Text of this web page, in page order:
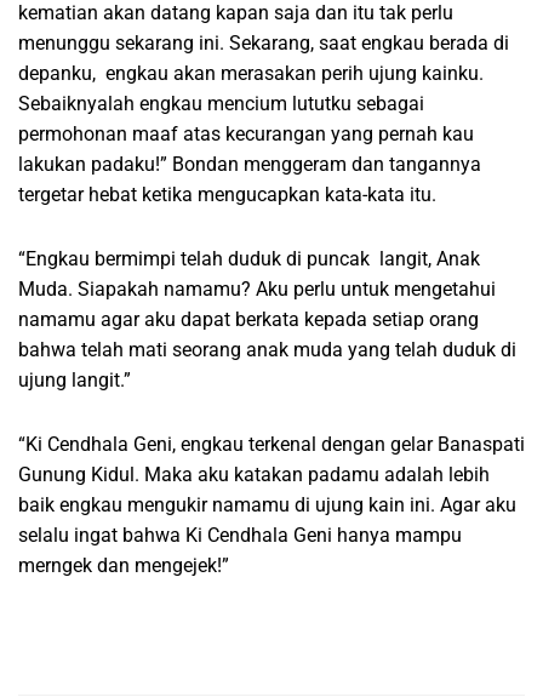
kematian akan datang kapan saja dan itu tak perlu
menunggu sekarang ini. Sekarang, saat engkau berada di
depanku, engkau akan merasakan perih ujung kainku.
Sebaiknyalah engkau mencium lututku sebagai
permohonan maaf atas kecurangan yang pernah kau
lakukan padaku!” Bondan menggeram dan tangannya
tergetar hebat ketika mengucapkan kata-kata itu.
“Engkau bermimpi telah duduk di puncak langit, Anak
Muda. Siapakah namamu? Aku perlu untuk mengetahui
namamu agar aku dapat berkata kepada setiap orang
bahwa telah mati seorang anak muda yang telah duduk di
ujung langit.”
“Ki Cendhala Geni, engkau terkenal dengan gelar Banaspati
Gunung Kidul. Maka aku katakan padamu adalah lebih
baik engkau mengukir namamu di ujung kain ini. Agar aku
selalu ingat bahwa Ki Cendhala Geni hanya mampu
merngek dan mengejek!”